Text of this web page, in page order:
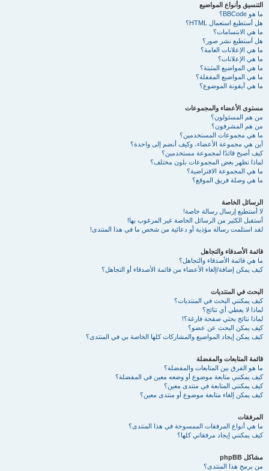
التنسيق وأنواع المواضيع
ما هو BBCode؟
هل أستطيع استعمال HTML؟
ما هي الابتسامات؟
هل أستطيع نشر صور؟
ما هي الإعلانات العامة؟
ما هي الإعلانات؟
ما هي المواضيع المثبتة؟
ما هي المواضيع المقفلة؟
ما هي أيقونة الموضوع؟
مستوى الأعضاء والمجموعات
من هم المسئولون؟
من هم المشرفون؟
ما هي مجموعات المستخدمين؟
أين هي مجموعة الأعضاء، وكيف أنضم إلى واحدة؟
كيف أصبح قائدًا لمجموعة مستخدمين؟
لماذا تظهر بعض المجموعات بلون مختلف؟
ما هي المجموعة الافتراضية؟
ما هي وصلة فريق الموقع؟
الرسائل الخاصة
لا أستطيع إرسال رسالة خاصة!
أستقبل الكثير من الرسائل الخاصة غير المرغوب بها!
لقد استلمت رسالة مؤذية أو دعائية من شخص ما في هذا المنتدى!
قائمة الأصدقاء والتجاهل
ما هي قائمة الأصدقاء والتجاهل؟
كيف يمكن إضافة/إلغاء الأعضاء من قائمة الأصدقاء أو التجاهل؟
البحث في المنتديات
كيف يمكنني البحث في المنتديات؟
لماذا لا يعطي أي نتائج؟
لماذا نتائج بحثي صفحة فارغة؟!
كيف يمكن البحث عن عضو؟
كيف يمكن إيجاد المواضيع والمشاركات كلها الخاصة بي في المنتدى؟
قائمة المتابعات والمفضلة
ما هو الفرق بين المتابعات والمفضلة؟
كيف يمكنني متابعة موضوع أو وضعه معين في المفضلة؟
كيف يمكنني المتابعة في منتدى معين؟
كيف يمكن إلغاء متابعة موضوع أو منتدى معين؟
المرفقات
ما هي أنواع المرفقات الممسوحة في هذا المنتدى؟
كيف يمكنني إيجاد مرفقاتي كلها؟
مشاكل phpBB
من برمج هذا المنتدى؟